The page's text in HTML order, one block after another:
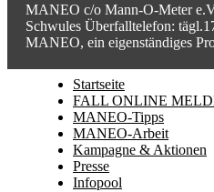
MANEO c/o Mann-O-Meter
Schwules Überfalltelefon:
MANEO, ein eigenständiges
Startseite
FALL ONLINE
MANEO-Tipps
MANEO-Arbeit
Kampagne & Aktionen
Presse
Infopool